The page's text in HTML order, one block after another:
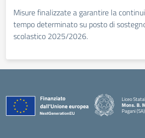
Misure finalizzate a garantire la
tempo determinato su posto di
scolastico 2025/2026.
Liceo
Mons. B.
Pagani (SA)
— Visita la